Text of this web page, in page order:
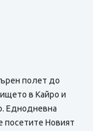
полет до
в Кайро и
Еднодневна
посетите Новият